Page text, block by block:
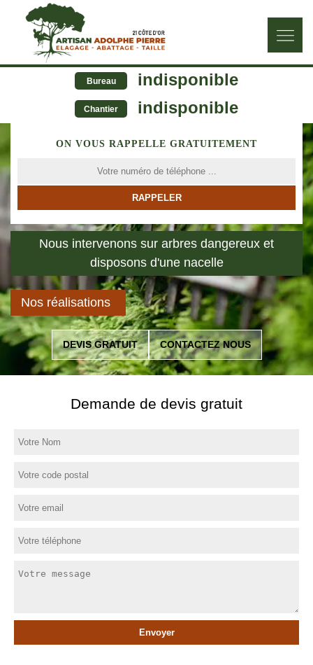
Bureau indisponible
Chantier indisponible
ON VOUS RAPPELLE GRATUITEMENT
Nous intervenons sur arbres dangereux et
disposons d'une nacelle
Nos réalisations
DEVIS GRATUIT CONTACTEZ NOUS
Demande de devis gratuit